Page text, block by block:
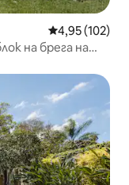
Средна
4,95 (102)
на брега на